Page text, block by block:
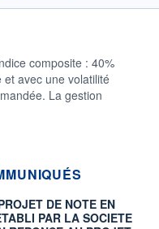
composite : 40%
et avec une volatilité
La gestion
DE NOTE EN
PAR LA SOCIETE